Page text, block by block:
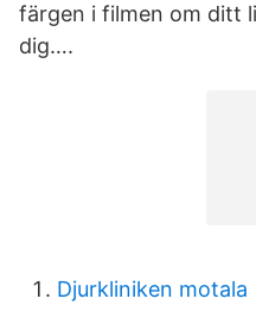
färgen i filmen om ditt
dig….
Djurkliniken motala